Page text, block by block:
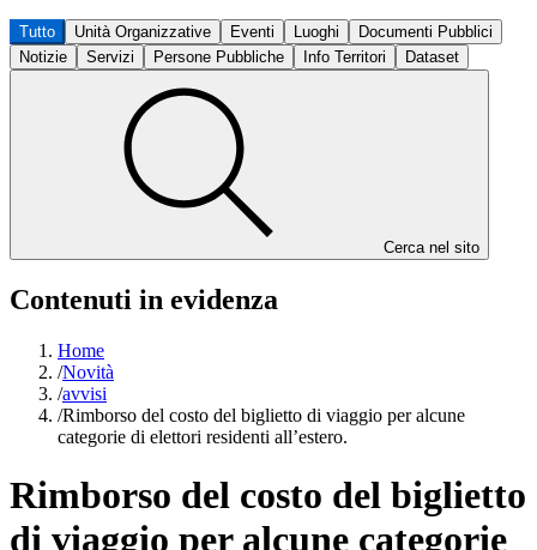
Tutto Unità Organizzative Eventi Luoghi
Documenti Pubblici
Notizie
Servizi Persone Pubbliche Info Territori Dataset
Cerca nel sito
Contenuti in evidenza
Home
/Novità
/avvisi
/Rimborso del costo del biglietto di viaggio per alcune
categorie di elettori residenti all’estero.
Rimborso del costo del biglietto
di viaggio per alcune categorie